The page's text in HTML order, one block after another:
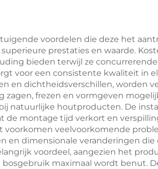
voordelen die deze het
prestaties en waarde.
bieden terwijl ze
voor een consistente kwaliteit in
en dichtheidsverschillen, worden
frezen en vormgeven
natuurlijke houtproducten. De
de montage tijd verkort en
veelvoorkomende
en dimensionale veranderingen
voordeel, aangezien het
maximaal wordt benut.